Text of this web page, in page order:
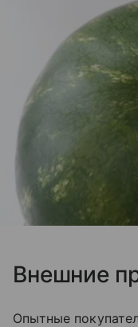
Внешние
Опытные